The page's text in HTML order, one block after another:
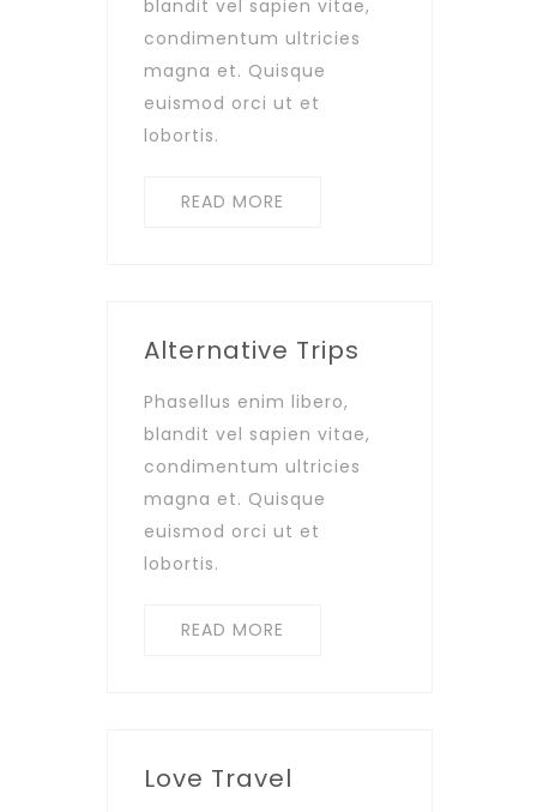
blandit vel sapien vitae,
condimentum ultricies
magna et. Quisque
euismod orci ut et
lobortis.
READ MORE
Alternative Trips
Phasellus enim libero,
blandit vel sapien vitae,
condimentum ultricies
magna et. Quisque
euismod orci ut et
lobortis.
READ MORE
Love Travel